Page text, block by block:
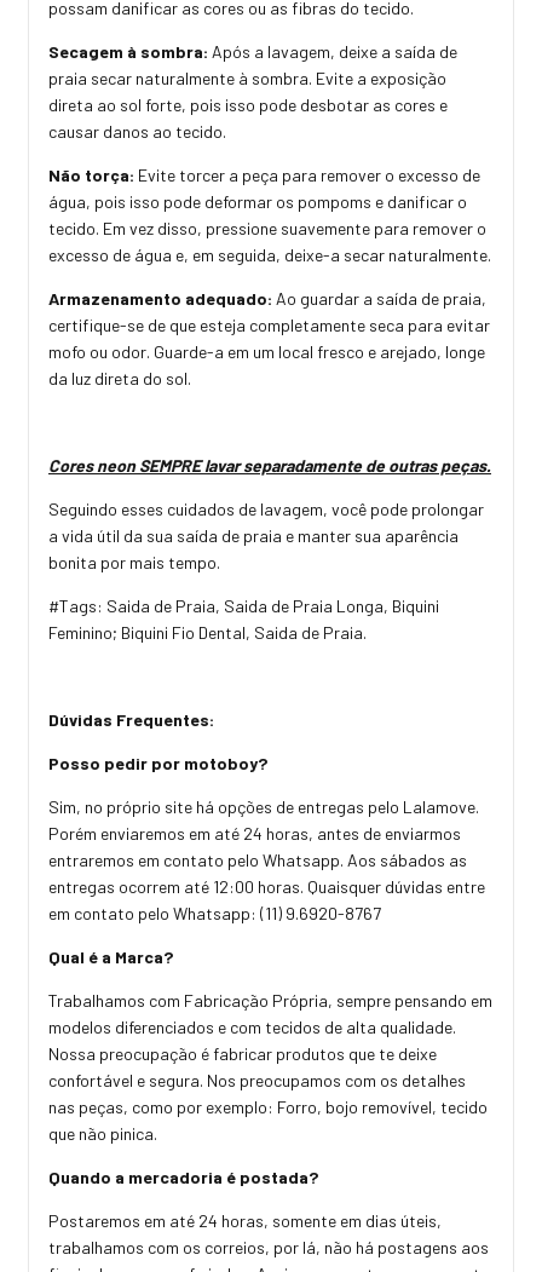
possam danificar as cores ou as fibras do tecido.
Secagem à sombra: Após a lavagem, deixe a saída de
praia secar naturalmente à sombra. Evite a exposição
direta ao sol forte, pois isso pode desbotar as cores e
causar danos ao tecido.
Não torça: Evite torcer a peça para remover o excesso de
água, pois isso pode deformar os pompoms e danificar o
tecido. Em vez disso, pressione suavemente para remover o
excesso de água e, em seguida, deixe-a secar naturalmente.
Armazenamento adequado: Ao guardar a saída de praia,
certifique-se de que esteja completamente seca para evitar
mofo ou odor. Guarde-a em um local fresco e arejado, longe
da luz direta do sol.
Cores neon SEMPRE lavar separadamente de outras peças.
Seguindo esses cuidados de lavagem, você pode prolongar
a vida útil da sua saída de praia e manter sua aparência
bonita por mais tempo.
#Tags: Saida de Praia, Saida de Praia Longa, Biquini
Feminino; Biquini Fio Dental, Saida de Praia.
Dúvidas Frequentes:
Posso pedir por motoboy?
Sim, no próprio site há opções de entregas pelo Lalamove.
Porém enviaremos em até 24 horas, antes de enviarmos
entraremos em contato pelo Whatsapp. Aos sábados as
entregas ocorrem até 12:00 horas. Quaisquer dúvidas entre
em contato pelo Whatsapp: (11) 9.6920-8767
Qual é a Marca?
Trabalhamos com Fabricação Própria, sempre pensando em
modelos diferenciados e com tecidos de alta qualidade.
Nossa preocupação é fabricar produtos que te deixe
confortável e segura. Nos preocupamos com os detalhes
nas peças, como por exemplo: Forro, bojo removível, tecido
que não pinica.
Quando a mercadoria é postada?
Postaremos em até 24 horas, somente em dias úteis,
trabalhamos com os correios, por lá, não há postagens aos